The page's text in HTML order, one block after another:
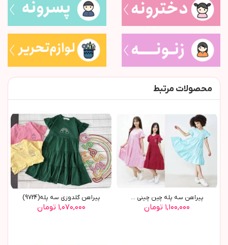
محصولات مرتبط
پیراهن سه پله چین چینی ...
۱,۱۰۰,۰۰۰ تومان
پیراهن گلدوزی سه پله(9724)
۱,۰۷۰,۰۰۰ تومان